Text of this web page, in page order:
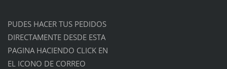
PUDES HACER TUS PEDIDOS
DIRECTAMENTE DESDE ESTA
PAGINA HACIENDO CLICK EN
EL ICONO DE CORREO